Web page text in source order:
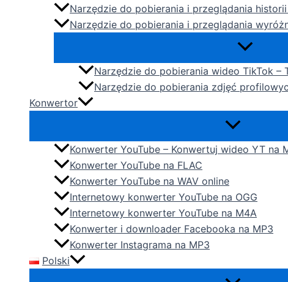
Narzędzie do pobierania i przeglądania
Narzędzie do pobierania i przeglądania
Narzędzie do pobierania wideo TikTok –
Narzędzie do pobierania zdjęć
Konwertor
Konwerter YouTube – Konwertuj wideo YT na
Konwerter YouTube na FLAC
Konwerter YouTube na WAV online
Internetowy konwerter YouTube na OGG
Internetowy konwerter YouTube na M4A
Konwerter i downloader Facebooka na MP3
Konwerter Instagrama na MP3
Polski